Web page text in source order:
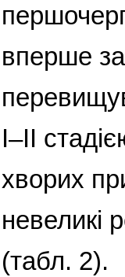
вперше
I–II
хворих
невеликі
(табл. 2).